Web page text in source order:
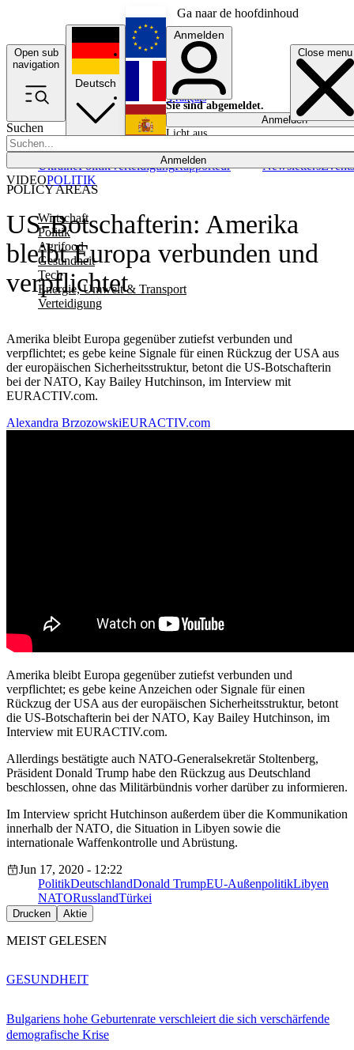
Ga naar de hoofdinhoud
Open sub
navigation
Close menu
Suchen
Anmelden
POLICY AREAS
Wirtschaft
Politik
Agrifood
Gesundheit
Tech
Energie, Umwelt & Transport
Verteidigung
UkrainePolitikVerteidigungRapporteur NewslettersEvents
Deutsch
English
Français
Anmelden
Sie sind abgemeldet.
Anmelden
Licht aus
US-Botschafterin: Amerika
bleibt Europa verbunden und
verpflichtet
Amerika bleibt Europa gegenüber zutiefst verbunden und
verpflichtet; es gebe keine Signale für einen Rückzug der USA aus
der europäischen Sicherheitsstruktur, betont die US-Botschafterin
bei der NATO, Kay Bailey Hutchinson, im Interview mit
EURACTIV.com.
VIDEOPOLITIK
Alexandra BrzozowskiEURACTIV.com
Amerika bleibt Europa gegenüber zutiefst verbunden und
verpflichtet; es gebe keine Anzeichen oder Signale für einen
Rückzug der USA aus der europäischen Sicherheitsstruktur, betont
die US-Botschafterin bei der NATO, Kay Bailey Hutchinson, im
Interview mit EURACTIV.com.
Allerdings bestätigte auch NATO-Generalsekretär Stoltenberg,
Präsident Donald Trump habe den Rückzug aus Deutschland
beschlossen, ohne das Militärbündnis vorher darüber zu informieren.
Im Interview spricht Hutchinson außerdem über die Kommunikation
innerhalb der NATO, die Situation in Libyen sowie die
internationale Waffenkontrolle und Abrüstung.
Jun 17, 2020 - 12:22
PolitikDeutschlandDonald TrumpEU-AußenpolitikLibyen
NATORusslandTürkei
Drucken Aktie
MEIST GELESEN
Bulgariens hohe Geburtenrate verschleiert die sich verschärfende
demografische Krise
GESUNDHEIT